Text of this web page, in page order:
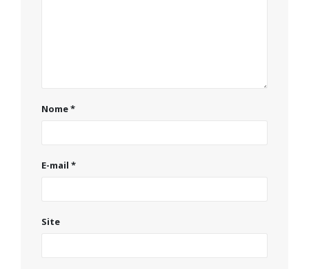
Nome*
E-mail *
Site